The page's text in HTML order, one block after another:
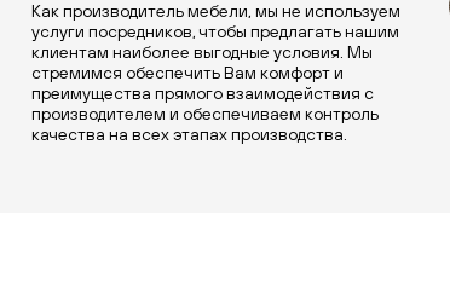
Как производитель мебели, мы не используем
услуги посредников, чтобы предлагать нашим
клиентам наиболее выгодные условия. Мы
стремимся обеспечить Вам комфорт и
преимущества прямого взаимодействия с
производителем и обеспечиваем контроль
качества на всех этапах производства.